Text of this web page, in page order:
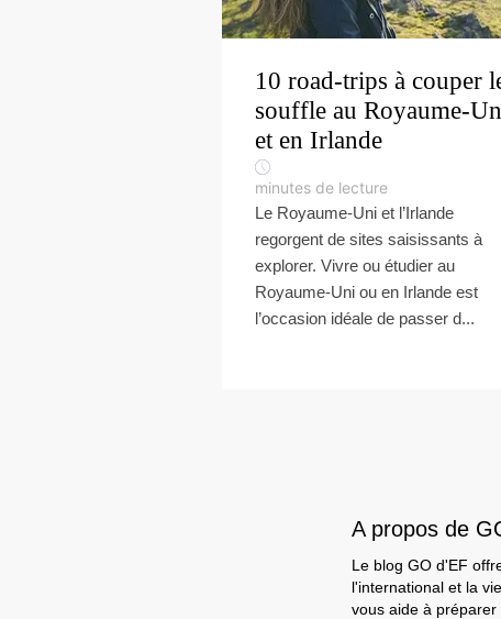
10 road-trips à couper
souffle au Royaume-
et en Irlande
minutes de lecture
Le Royaume-Uni et l’Irlande
regorgent de sites saisissants à
explorer. Vivre ou étudier au
Royaume-Uni ou en Irlande est
l’occasion idéale de passer d...
A propos de
Le blog GO d'EF
l'international et la
vous aide à préparer